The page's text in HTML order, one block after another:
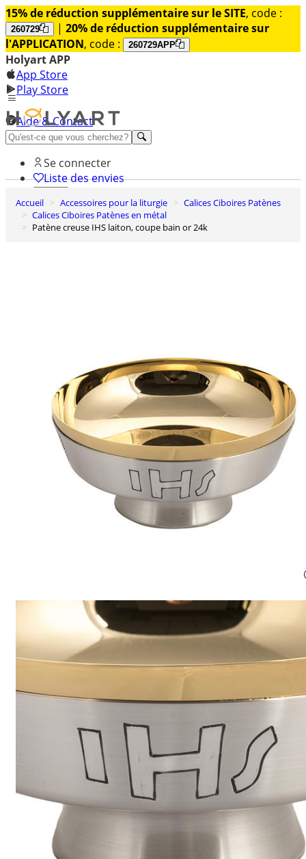
15% de réduction supplémentaire sur le SITE, code :
260729 | 20% de réduction supplémentaire sur
l'APPLICATION, code : 260729APP
Holyart APP
App Store
Play Store
Aide & Contact
Découvrez Premium
Se connecter
Liste des envies
0
Panier
Accueil Accessoires pour la liturgie
Calices Ciboires Patènes
Calices Ciboires Patènes en métal
Patène creuse IHS laiton, coupe bain or 24k